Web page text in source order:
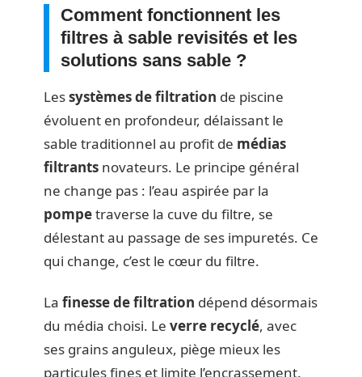
Comment fonctionnent les
filtres à sable revisités et les
solutions sans sable ?
Lessystèmes de filtration de piscine
évoluent en profondeur, délaissant le
sable traditionnel au profit de médias
filtrants novateurs. Le principe général
ne change pas : l’eau aspirée par la
pompetraverse la cuve du filtre, se
délestant au passage de ses impuretés. Ce
qui change, c’est le cœur du filtre.
La finesse de filtration dépend désormais
du média choisi. Le verre recyclé, avec
ses grains anguleux, piège mieux les
particules fines et limite l’encrassement.